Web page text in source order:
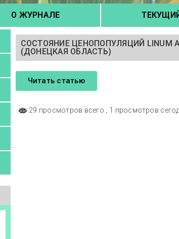
О ЖУРНАЛЕ
СОСТОЯНИЕ ЦЕНОПОПУЛЯЦИЙ LINUM
(ДОНЕЦКАЯ ОБЛАСТЬ)
Читать статью
29 просмотров всего , 1 просмотров